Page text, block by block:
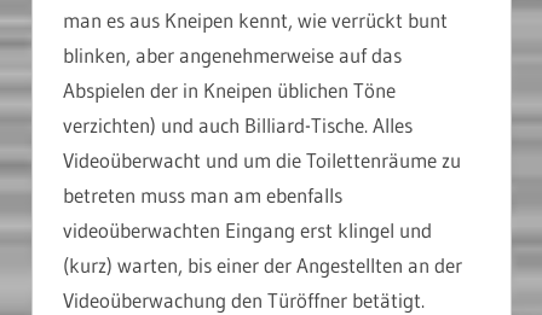
man es aus Kneipen kennt, wie verrückt bunt
blinken, aber angenehmerweise auf das
Abspielen der in Kneipen üblichen Töne
verzichten) und auch Billiard-Tische. Alles
Videoüberwacht und um die Toilettenräume zu
betreten muss man am ebenfalls
videoüberwachten Eingang erst klingel und
(kurz) warten, bis einer der Angestellten an der
Videoüberwachung den Türöffner betätigt.